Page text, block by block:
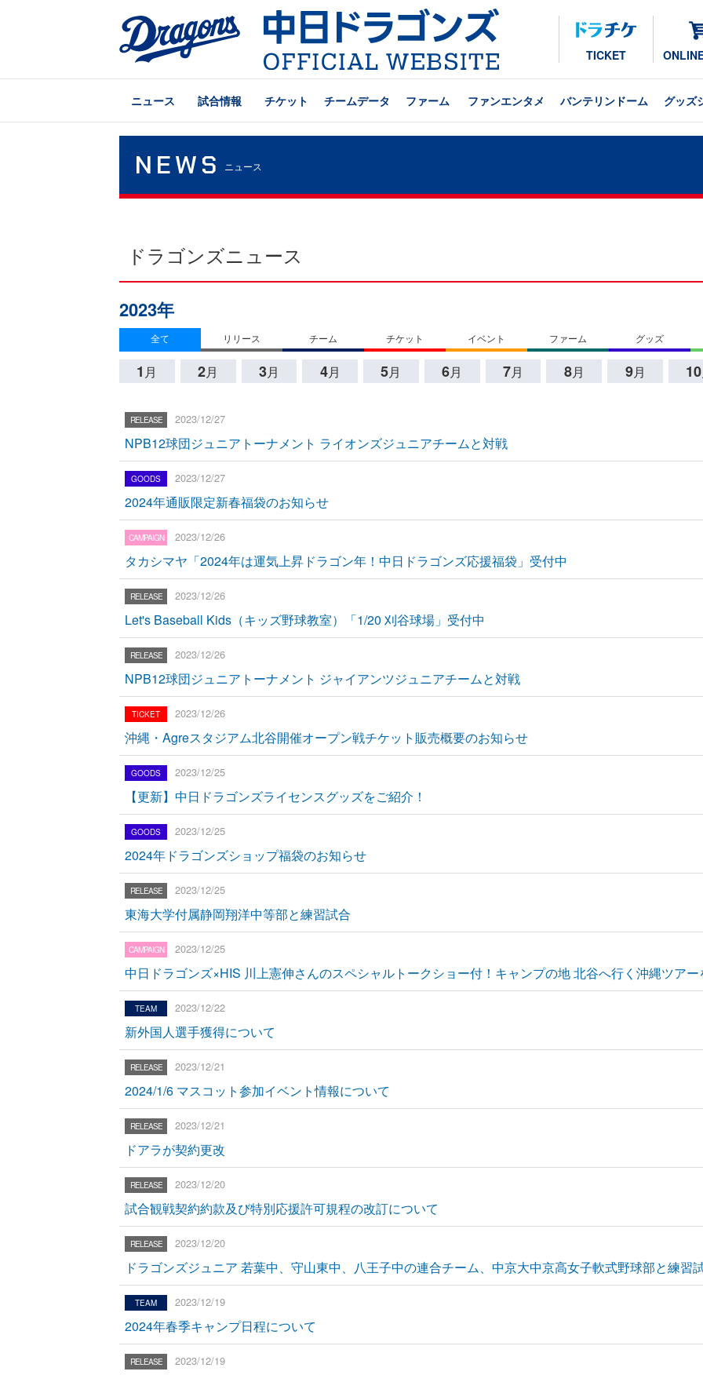
TICKET
ニュース 試合情報 チケット チームデータ ファーム ファンエンタメ バンテリンドーム グッズ
NEWS ニュース
ドラゴンズニュース
2023年
全て リリース チーム チケット イベント ファーム グッズ
1 月 2月 3月 4月 5月 6月 7月 8月 9月 10
2023/12/27
NPB12球団ジュニアトーナメント ライオンズジュニアチームと対戦
2023/12/27
2024年通販限定新春福袋のお知らせ
2023/12/26
タカシマヤ「2024年は運気上昇ドラゴン年！中日ドラゴンズ応援福袋」受付中
2023/12/26
Let's Baseball Kids（キッズ野球教室）「1/20 刈谷球場」受付中
2023/12/26
NPB12球団ジュニアトーナメント ジャイアンツジュニアチームと対戦
2023/12/26
沖縄・Agreスタジアム北谷開催オープン戦チケット販売概要のお知らせ
2023/12/25
【更新】中日ドラゴンズライセンスグッズをご紹介！
2023/12/25
2024年ドラゴンズショップ福袋のお知らせ
2023/12/25
東海大学付属静岡翔洋中等部と練習試合
2023/12/25
中日ドラゴンズ×HIS 川上憲伸さんのスペシャルトークショー付！キャンプの地 北谷へ行く沖縄ツア
2023/12/22
新外国人選手獲得について
2023/12/21
2024/1/6 マスコット参加イベント情報について
2023/12/21
ドアラが契約更改
2023/12/20
試合観戦契約約款及び特別応援許可規程の改訂について
2023/12/20
ドラゴンズジュニア 若葉中、守山東中、八王子中の連合チーム、中京大中京高女子軟式野球部と練習
2023/12/19
2024年春季キャンプ日程について
2023/12/19